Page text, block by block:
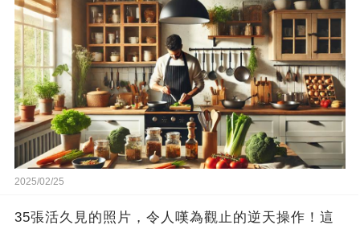
2025/02/25
35張活久見的照片，令人嘆為觀止的逆天操作！這